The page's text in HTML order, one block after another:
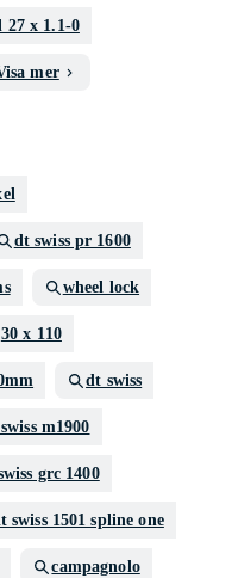
x 1.1-0
mer
dt swiss pr 1600
wheel lock
30 x 110
dt swiss
m1900
grc 1400
swiss 1501 spline one
campagnolo